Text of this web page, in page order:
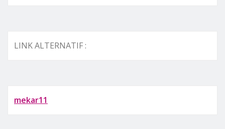
LINK ALTERNATIF :
mekar11